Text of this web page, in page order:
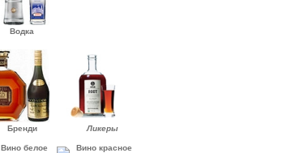
Водка
Бренди Ликеры
Вино белое Вино красное